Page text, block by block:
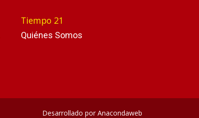
Tiempo 21
Quiénes Somos
Desarrollado por Anacondaweb